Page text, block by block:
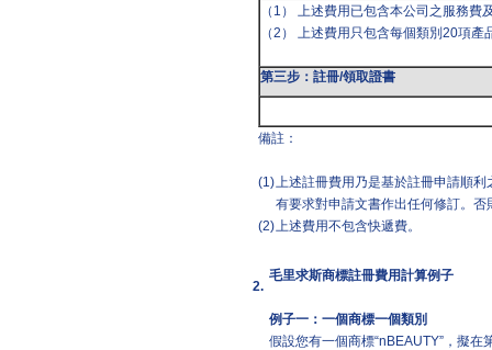
（1） 上述費用已包含本公司之服務費
（2） 上述費用只包含每個類別20項
第三步：註冊/領取證書
備註：
(1)上述註冊費用乃是基於註冊申請順
有要求對申請文書作出任何修訂。否
(2)上述費用不包含快遞費。
2.
毛里求斯商標註冊費用計算例子
例子一：一個商標一個類別
假設您有一個商標“nBEAUTY”，擬